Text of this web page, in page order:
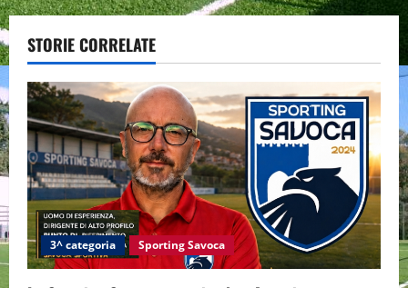
a
v
i
g
a
t
i
STORIE CORRELATE
3^ categoria Sporting Savoca